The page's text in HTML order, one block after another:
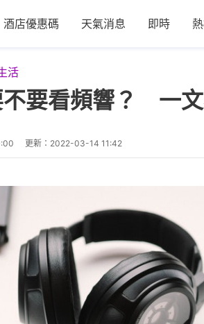
酒店優惠碼 天氣消息 即時
活
不要看頻響？ 一
更新： 2022-03-14 11:42